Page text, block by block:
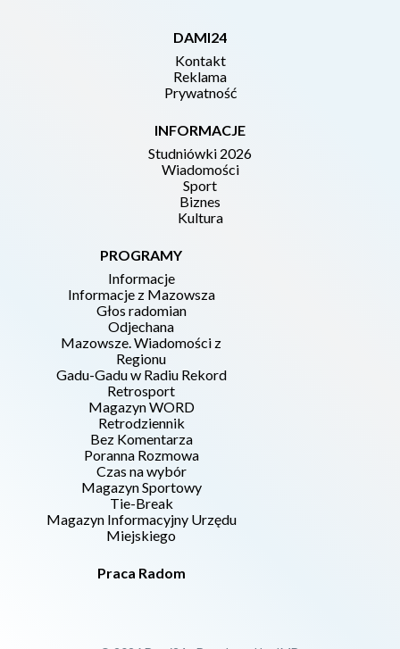
DAMI24
Kontakt
Reklama
Prywatność
INFORMACJE
Studniówki 2026
Wiadomości
Sport
Biznes
Kultura
PROGRAMY
Informacje
Informacje z Mazowsza
Głos radomian
Odjechana
Mazowsze. Wiadomości z
Regionu
Gadu-Gadu w Radiu Rekord
Retrosport
Magazyn WORD
Retrodziennik
Bez Komentarza
Poranna Rozmowa
Czas na wybór
Magazyn Sportowy
Tie-Break
Magazyn Informacyjny Urzędu
Miejskiego
Praca Radom